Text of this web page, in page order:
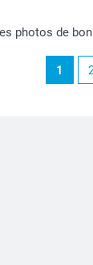
photos de
1